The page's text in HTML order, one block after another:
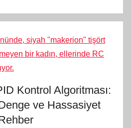
Kontrol Algoritması:
ve Hassasiyet